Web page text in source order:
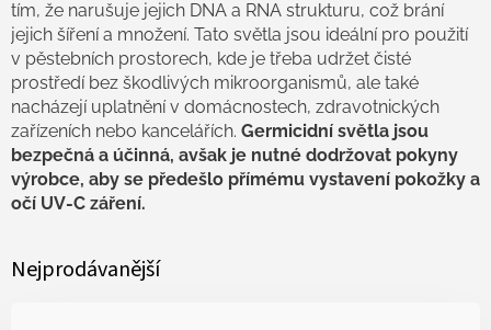
tím, že narušuje jejich DNA a RNA strukturu, což brání
jejich šíření a množení. Tato světla jsou ideální pro použití
v pěstebních prostorech, kde je třeba udržet čisté
prostředí bez škodlivých mikroorganismů, ale také
nacházejí uplatnění v domácnostech, zdravotnických
zařízeních nebo kancelářích. Germicidní světla jsou
bezpečná a účinná, avšak je nutné dodržovat pokyny
výrobce, aby se předešlo přímému vystavení pokožky a
očí UV-C záření.
Nejprodávanější